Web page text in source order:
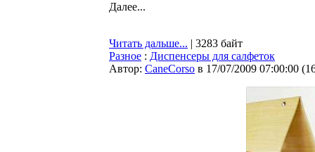
Далее...
Читать дальше... | 3283 байт
Разное : Диспенсеры для салфеток
Автор: CaneCorso в 17/07/2009 07:00:00 (